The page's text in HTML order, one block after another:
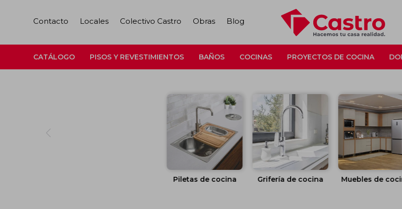
CATÁLOGO PISOS Y REVESTIMIENTOS BAÑOS COCINAS PROYECTOS DE COCINA
Contacto Locales Colectivo Castro Obras Blog
Piletas de cocina Grifería de cocina Muebles de